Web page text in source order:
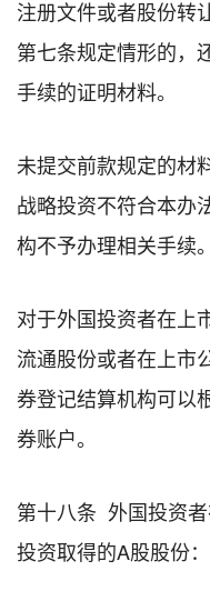
注册文件或者股份转
第七条规定情形的，
手续的证明材料。
未提交前款规定的材
战略投资不符合本办
构不予办理相关手续。
对于外国投资者在上
流通股份或者在上市
券登记结算机构可以
券账户。
第十八条 外国投资
投资取得的A股股份：